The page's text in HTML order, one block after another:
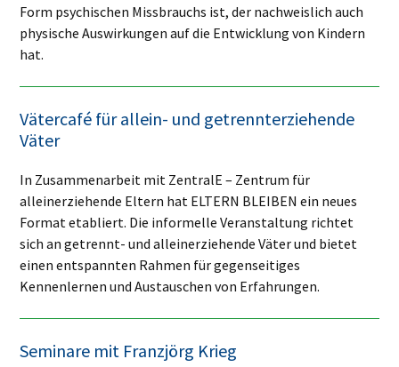
Form psychischen Missbrauchs ist, der nachweislich auch
physische Auswirkungen auf die Entwicklung von Kindern
hat.
Vätercafé für allein- und getrennterziehende
Väter
In Zusammenarbeit mit ZentralE – Zentrum für
alleinerziehende Eltern hat ELTERN BLEIBEN ein neues
Format etabliert. Die informelle Veranstaltung richtet
sich an getrennt- und alleinerziehende Väter und bietet
einen entspannten Rahmen für gegenseitiges
Kennenlernen und Austauschen von Erfahrungen.
Seminare mit Franzjörg Krieg